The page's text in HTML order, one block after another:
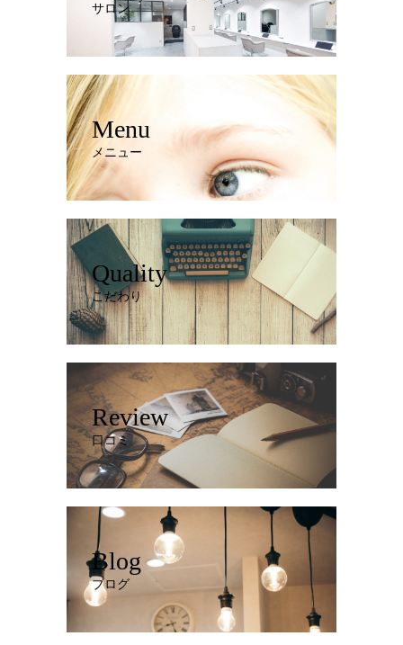
サロン
Menu
メニュー
Quality
こだわり
Review
口コミ
Blog
ブログ